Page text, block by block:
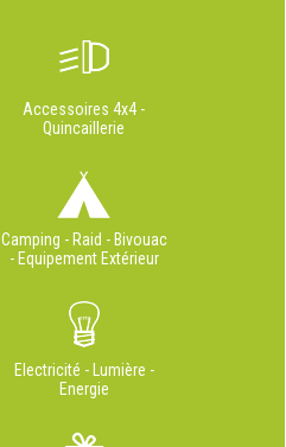
Accessoires 4x4 -
Quincaillerie
Camping - Raid - Bivouac
- Equipement Extérieur
Electricité - Lumière -
Energie